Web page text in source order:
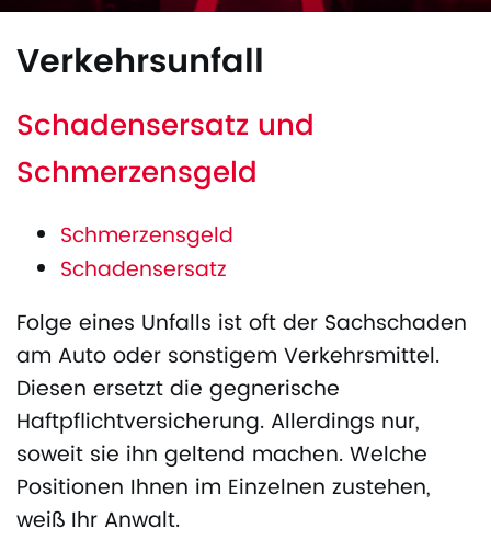
Verkehrsunfall
Schadensersatz und
Schmerzensgeld
Schmerzensgeld
Schadensersatz
Folge eines Unfalls ist oft der Sachschaden
am Auto oder sonstigem Verkehrsmittel.
Diesen ersetzt die gegnerische
Haftpflichtversicherung. Allerdings nur,
soweit sie ihn geltend machen. Welche
Positionen Ihnen im Einzelnen zustehen,
weiß Ihr Anwalt.